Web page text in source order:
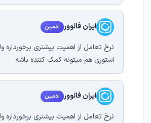
ایران فالوور ادمین
نرخ تعامل از اهمیت بیشتری برخورداره
استوری هم میتونه کمک کننده باشه
ایران فالوور ادمین
نرخ تعامل از اهمیت بیشتری برخورداره